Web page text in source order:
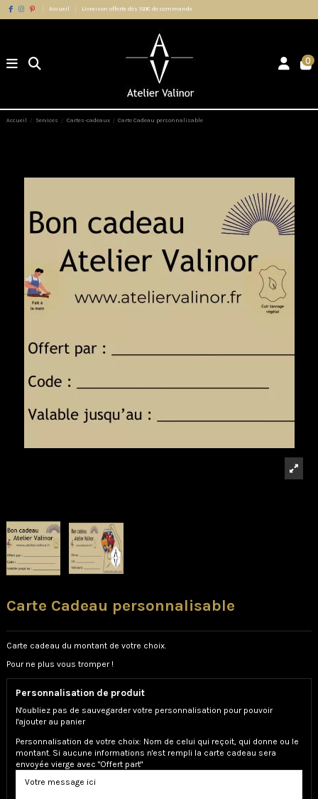
Accueil Livraison offerte dès 150€ de commande
0
Accueil Services Cartes-cadeaux Carte Cadeau personnalisable
Carte Cadeau personnalisable
Carte cadeau du montant de votre choix.
Pour ne plus vous tromper !
Personnalisation de produit
N'oubliez pas de sauvegarder votre personnalisation pour pouvoir
l'ajouter au panier
Personnalisation de votre choix: Nom de celui qui reçoit, qui donne ou le
montant. Si aucune informations n'est rempli la carte cadeau sera
envoyée vierge avec "Offert part"